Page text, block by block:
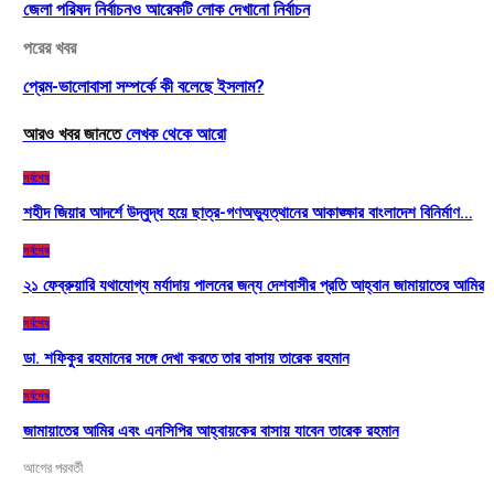
জেলা পরিষদ নির্বাচনও আরেকটি লোক দেখানো নির্বাচন
পরের খবর
প্রেম-ভালোবাসা সম্পর্কে কী বলেছে ইসলাম?
আরও খবর জানতে লেখক থেকে আরো
সর্বশেষ
শহীদ জিয়ার আদর্শে উদ্বুদ্ধ হয়ে ছাত্র-গণঅভ্যুত্থানের আকাঙ্ক্ষার বাংলাদেশ বিনির্মাণ…
সর্বশেষ
২১ ফেব্রুয়ারি যথাযোগ্য মর্যাদায় পালনের জন্য দেশবাসীর প্রতি আহ্বান জামায়াতের আমির
সর্বশেষ
ডা. শফিকুর রহমানের সঙ্গে দেখা করতে তার বাসায় তারেক রহমান
সর্বশেষ
জামায়াতের আমির এবং এনসিপির আহ্বায়কের বাসায় যাবেন তারেক রহমান
আগের পরবর্তী